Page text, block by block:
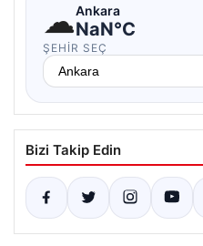
☁Ankara
NaN°C
ŞEHIR SEÇ
Bizi Takip Edin